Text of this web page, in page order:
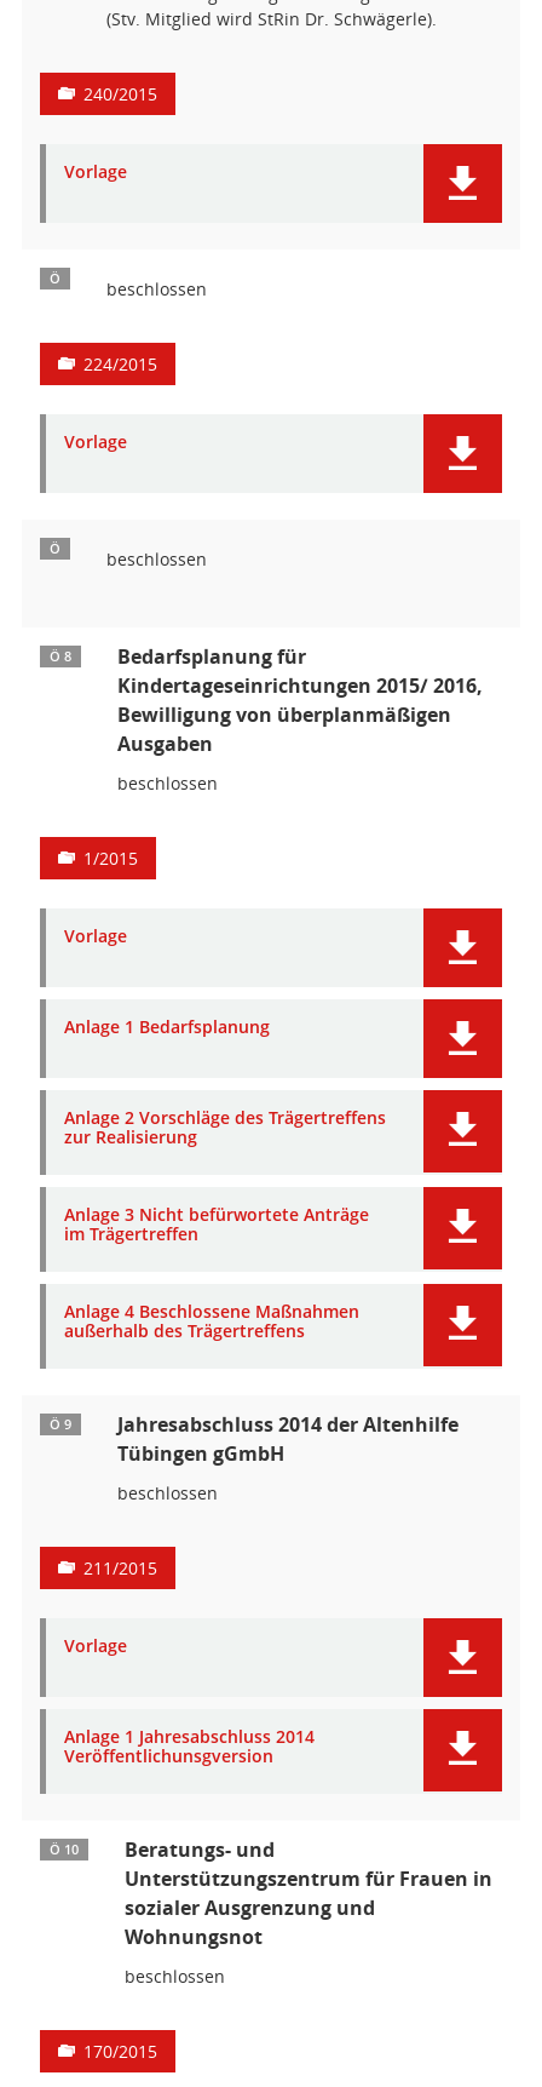
(Stv. Mitglied wird StRin Dr. Schwägerle).
240/2015
Vorlage
Ö beschlossen
224/2015
Vorlage
Ö beschlossen
Ö 8
Bedarfsplanung für
Kindertageseinrichtungen 2015/ 2016,
Bewilligung von überplanmäßigen
Ausgaben
beschlossen
1/2015
Vorlage
Anlage 1 Bedarfsplanung
Anlage 2 Vorschläge des Trägertreffens
zur Realisierung
Anlage 3 Nicht befürwortete Anträge
im Trägertreffen
Anlage 4 Beschlossene Maßnahmen
außerhalb des Trägertreffens
Ö 9
Jahresabschluss 2014 der Altenhilfe
Tübingen gGmbH
beschlossen
211/2015
Vorlage
Anlage 1 Jahresabschluss 2014
Veröffentlichunsgversion
Ö 10
Beratungs- und
Unterstützungszentrum für Frauen in
sozialer Ausgrenzung und
Wohnungsnot
beschlossen
170/2015